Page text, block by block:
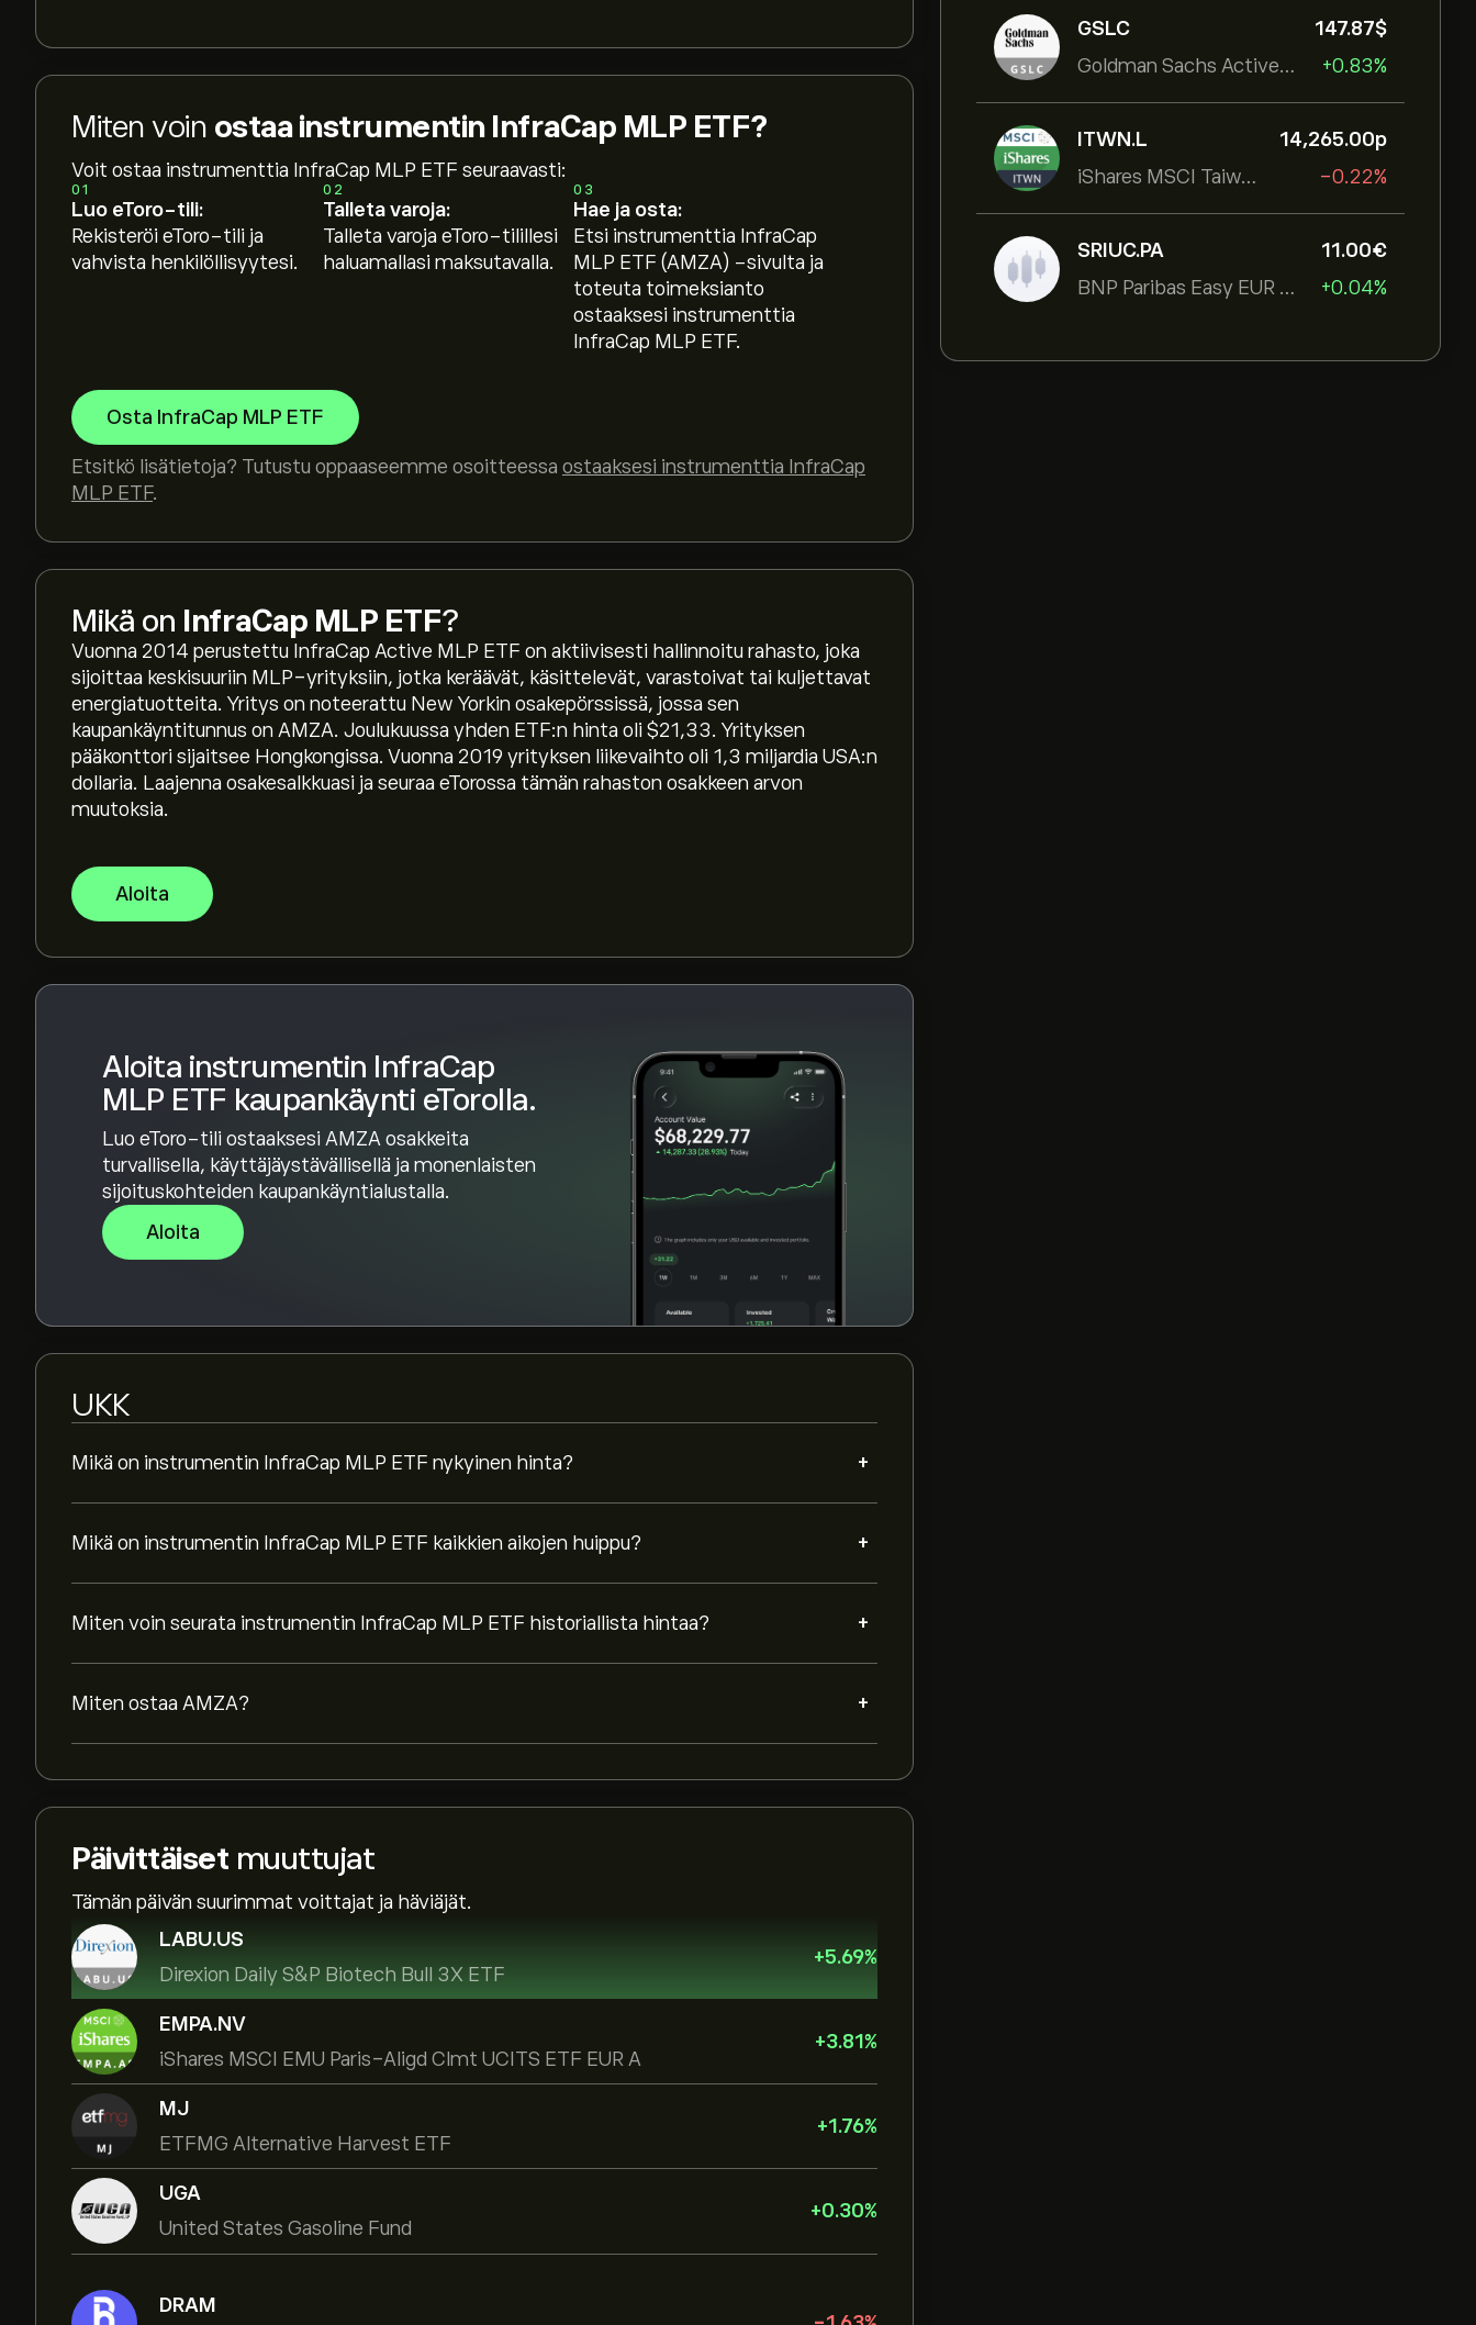
GSLC
Goldman Sachs ActiveBeta U.S. Large Cap Equity ETF
147.87‎$‎
+0.83%
ITWN.L
iShares MSCI Taiwan UCITS ETF
14,265.00‎p‎
-0.22%
SRIUC.PA
BNP Paribas Easy EUR Corp Bond SRI Fossil Free Ult
11.00‎€‎
+0.04%
Miten voin ostaa instrumentin InfraCap MLP ETF?
Voit ostaa instrumenttia InfraCap MLP ETF seuraavasti:
01
Luo eToro-tili:
Rekisteröi eToro-tili ja
vahvista henkilöllisyytesi.
02
Talleta varoja:
Talleta varoja eToro-tilillesi
haluamallasi maksutavalla.
03
Hae ja osta:
Etsi instrumenttia InfraCap
MLP ETF (AMZA) -sivulta ja
toteuta toimeksianto
ostaaksesi instrumenttia
InfraCap MLP ETF.
Osta InfraCap MLP ETF
Etsitkö lisätietoja? Tutustu oppaaseemme osoitteessa ostaaksesi instrumenttia InfraCap
MLP ETF.
Mikä on InfraCap MLP ETF?
Vuonna 2014 perustettu InfraCap Active MLP ETF on aktiivisesti hallinnoitu rahasto, joka
sijoittaa keskisuuriin MLP-yrityksiin, jotka keräävät, käsittelevät, varastoivat tai kuljettavat
energiatuotteita. Yritys on noteerattu New Yorkin osakepörssissä, jossa sen
kaupankäyntitunnus on AMZA. Joulukuussa yhden ETF:n hinta oli $21,33. Yrityksen
pääkonttori sijaitsee Hongkongissa. Vuonna 2019 yrityksen liikevaihto oli 1,3 miljardia USA:n
dollaria. Laajenna osakesalkkuasi ja seuraa eTorossa tämän rahaston osakkeen arvon
muutoksia.
Aloita
Aloita instrumentin InfraCap
MLP ETF kaupankäynti eTorolla.
Luo eToro-tili ostaaksesi AMZA osakkeita
turvallisella, käyttäjäystävällisellä ja monenlaisten
sijoituskohteiden kaupankäyntialustalla.
Aloita
UKK
Mikä on instrumentin InfraCap MLP ETF nykyinen hinta? +
Mikä on instrumentin InfraCap MLP ETF kaikkien aikojen huippu? +
Instrumentin InfraCap MLP ETF kaikkien aikojen huippu on 49.59‎$‎
Miten voin seurata instrumentin InfraCap MLP ETF historiallista hintaa? +
Valitse "1D" tai "1W" aikaväli eToro-kaaviosta ja loitonna nähdäksesi instrumentin InfraCap
MLP ETF aiemmat hintaliikkeet. Instrumentin InfraCap MLP ETF hinta on vaihdellut välillä
5.23‎$‎ viimeisen vuoden aikana.
Miten ostaa AMZA? +
verkkosivustolla. Kun olet luonut tilin ja tallettanut varoja, napsauta "Kauppa"-painiketta ja
päätä, miten paljon instrumenttia InfraCap MLP ETF haluat ostaa. Voit myös toteuttaa
toimeksiannon, joka ostaa instrumentin AMZA tiettyyn hintaan tulevaisuudessa.
Päivittäiset muuttujat
Tämän päivän suurimmat voittajat ja häviäjät.
LABU.US
Direxion Daily S&P Biotech Bull 3X ETF
+5.69%
EMPA.NV
iShares MSCI EMU Paris-Aligd Clmt UCITS ETF EUR A
+3.81 %
MJ
ETFMG Alternative Harvest ETF
+1.76%
UGA
United States Gasoline Fund
+0.30%
DRAM